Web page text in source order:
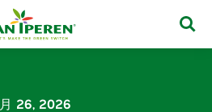
26, 2026